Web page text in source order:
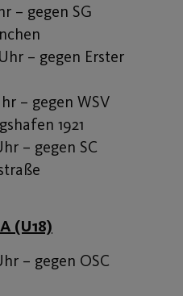
– gegen SG
– gegen Erster
– gegen WSV
1921
– gegen SC
(U18)
– gegen OSC